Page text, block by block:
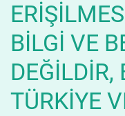
BİLGİ VE
DEĞİLDİR,
TÜRKİYE